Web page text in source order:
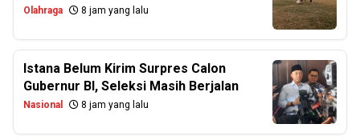
Olahraga 8 jam yang lalu
Istana Belum Kirim Surpres Calon
Gubernur BI, Seleksi Masih Berjalan
Nasional 8 jam yang lalu